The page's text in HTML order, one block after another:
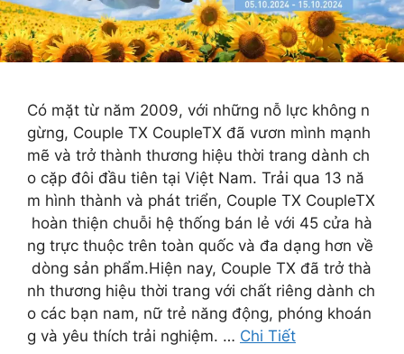
Có mặt từ năm 2009, với những nỗ lực không n
gừng, Couple TX CoupleTX đã vươn mình mạnh
mẽ và trở thành thương hiệu thời trang dành ch
o cặp đôi đầu tiên tại Việt Nam. Trải qua 13 nă
m hình thành và phát triển, Couple TX CoupleTX
hoàn thiện chuỗi hệ thống bán lẻ với 45 cửa hà
ng trực thuộc trên toàn quốc và đa dạng hơn về
dòng sản phẩm.Hiện nay, Couple TX đã trở thà
nh thương hiệu thời trang với chất riêng dành ch
o các bạn nam, nữ trẻ năng động, phóng khoán
g và yêu thích trải nghiệm. … Chi Tiết